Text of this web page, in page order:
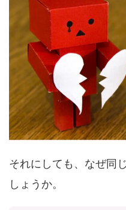
それにしても、なぜ同
しょうか。